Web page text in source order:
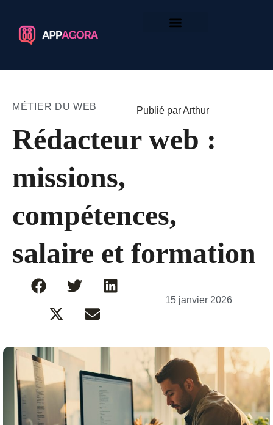
MÉTIER DU WEB Publié par Arthur
Rédacteur web :
missions,
compétences,
salaire et formation
15 janvier 2026